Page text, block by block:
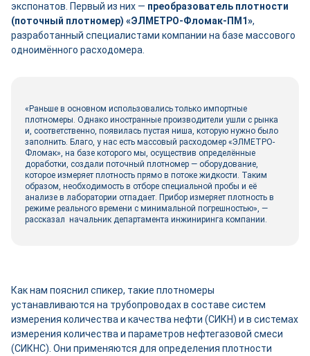
экспонатов. Первый из них — преобразователь плотности
(поточный плотномер) «ЭЛМЕТРО-Фломак-ПМ1»,
разработанный специалистами компании на базе массового
одноимённого расходомера.
«Раньше в основном использовались только импортные
плотномеры. Однако иностранные производители ушли с рынка
и, соответственно, появилась пустая ниша, которую нужно было
заполнить. Благо, у нас есть массовый расходомер «ЭЛМЕТРО-
Фломак», на базе которого мы, осуществив определённые
доработки, создали поточный плотномер — оборудование,
которое измеряет плотность прямо в потоке жидкости. Таким
образом, необходимость в отборе специальной пробы и её
анализе в лаборатории отпадает. Прибор измеряет плотность в
режиме реального времени с минимальной погрешностью», —
рассказал начальник департамента инжиниринга компании.
Как нам пояснил спикер, такие плотномеры
устанавливаются на трубопроводах в составе систем
измерения количества и качества нефти (СИКН) и в системах
измерения количества и параметров нефтегазовой смеси
(СИКНС). Они применяются для определения плотности